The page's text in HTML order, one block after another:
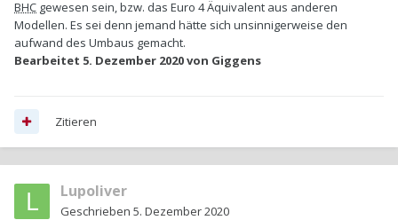
BHC gewesen sein, bzw. das Euro 4 Äquivalent aus anderen
Modellen. Es sei denn jemand hätte sich unsinnigerweise den
aufwand des Umbaus gemacht.
Bearbeitet 5. Dezember 2020von Giggens
Zitieren
Lupoliver
Geschrieben 5. Dezember 2020